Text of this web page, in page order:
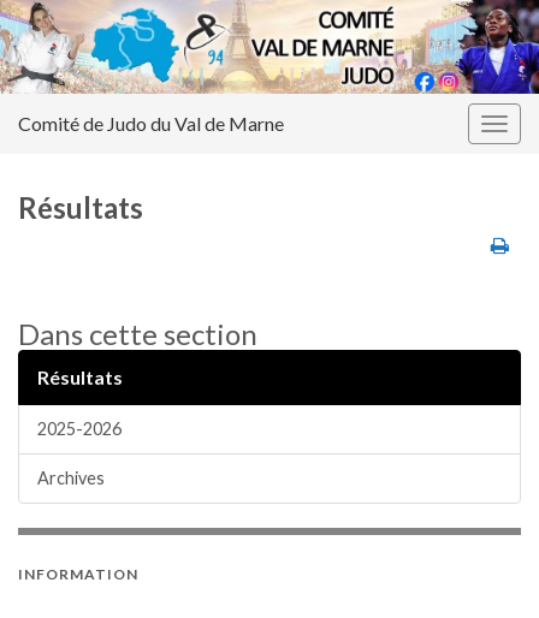
Comité de Judo du Val de Marne
Résultats
Dans cette section
Résultats
2025-2026
Archives
INFORMATION